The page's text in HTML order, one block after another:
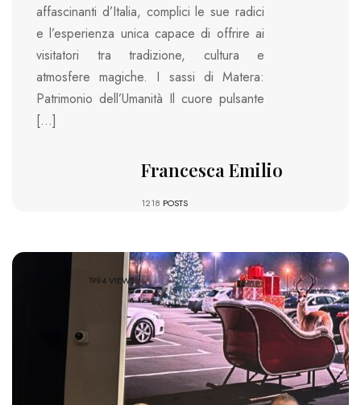
affascinanti d’Italia, complici le sue radici
e l’esperienza unica capace di offrire ai
visitatori tra tradizione, cultura e
atmosfere magiche. I sassi di Matera:
Patrimonio dell’Umanità Il cuore pulsante
[…]
Francesca Emilio
1218 POSTS
1994 VIEWS